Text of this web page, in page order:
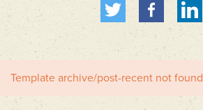
Template archive/post-recent not found